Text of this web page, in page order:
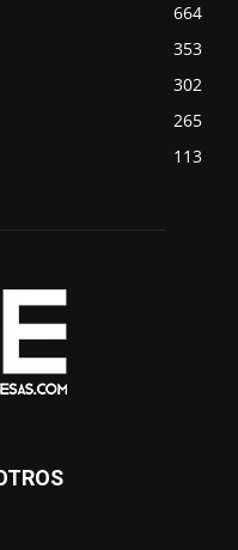
664
353
302
265
113